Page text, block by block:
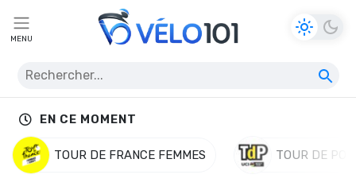
MENU
EN CE MOMENT
TOUR DE FRANCE FEMMES TOUR DE